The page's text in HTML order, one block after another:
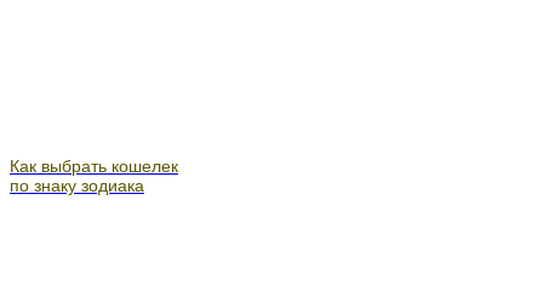
Как выбрать кошелек
по знаку зодиака